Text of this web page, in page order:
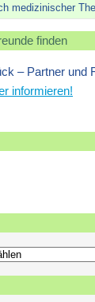
medizinischer
finden
– Partner und
informieren!